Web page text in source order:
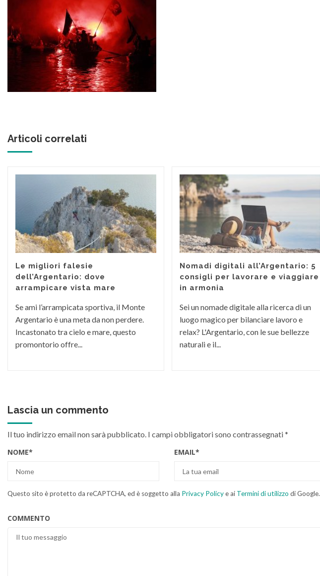
Articoli correlati
Le migliori falesie
dell’Argentario: dove
arrampicare vista mare
Se ami l’arrampicata sportiva, il Monte
Argentario è una meta da non perdere.
Incastonato tra cielo e mare, questo
promontorio offre...
Nomadi digitali all’Argentario: 5
consigli per lavorare e viaggiare
in armonia
Sei un nomade digitale alla ricerca di un
luogo magico per bilanciare lavoro e
relax? L'Argentario, con le sue bellezze
naturali e il...
Lascia un commento
Il tuo indirizzo email non sarà pubblicato. I campi obbligatori sono contrassegnati*
NOME* EMAIL*
Questo sito è protetto da reCAPTCHA, ed è soggetto alla Privacy Policye ai Termini di utilizzo di Google.
COMMENTO